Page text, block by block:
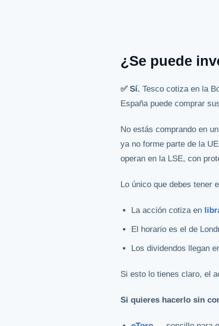
¿Se puede
✅ Sí. Tesco cotiza en la
España puede comprar
No estás comprando en
ya no forme parte de la
operan en la LSE, con
Lo único que debes tener
La acción cotiza en
El horario es el de
Los dividendos llegan
Si esto lo tienes claro, el
Si quieres hacerlo sin